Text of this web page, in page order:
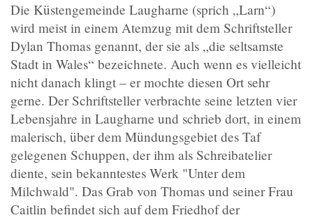
Die Küstengemeinde Laugharne (sprich „Larn“)
wird meist in einem Atemzug mit dem Schriftsteller
Dylan Thomas genannt, der sie als „die seltsamste
Stadt in Wales“ bezeichnete. Auch wenn es vielleicht
nicht danach klingt – er mochte diesen Ort sehr
gerne. Der Schriftsteller verbrachte seine letzten vier
Lebensjahre in Laugharne und schrieb dort, in einem
malerisch, über dem Mündungsgebiet des Taf
gelegenen Schuppen, der ihm als Schreibatelier
diente, sein bekanntestes Werk "Unter dem
Milchwald". Das Grab von Thomas und seiner Frau
Caitlin befindet sich auf dem Friedhof der